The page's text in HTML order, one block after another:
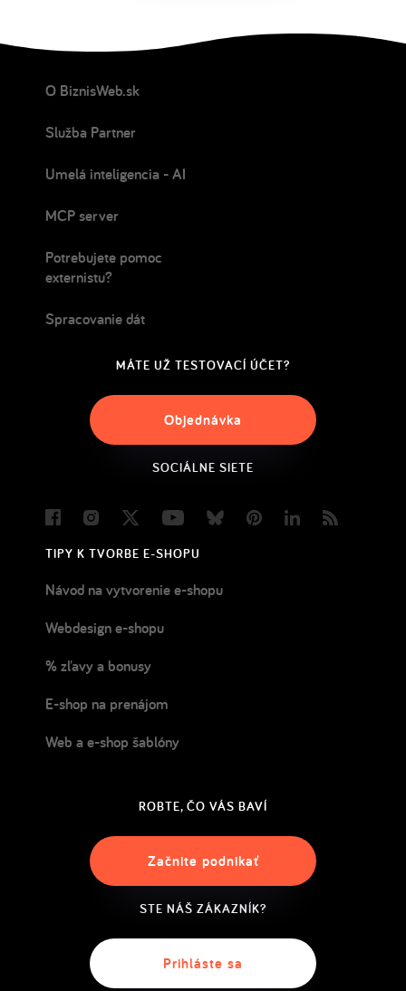
O BiznisWeb.sk
Služba Partner
Umelá inteligencia - AI
MCP server
Potrebujete pomoc
externistu?
Spracovanie dát
MÁTE UŽ TESTOVACÍ ÚČET?
Objednávka
SOCIÁLNE SIETE
FacebookInstagram
Twitter YoutubeBlueskyPinterestLinkedIn
TIPY K TVORBE E-SHOPU
Návod na vytvorenie e-shopu
Webdesign e-shopu
% zľavy a bonusy
E-shop na prenájom
Web a e-shop šablóny
ROBTE, ČO VÁS BAVÍ
Začnite podnikať
STE NÁŠ ZÁKAZNÍK?
Prihláste sa